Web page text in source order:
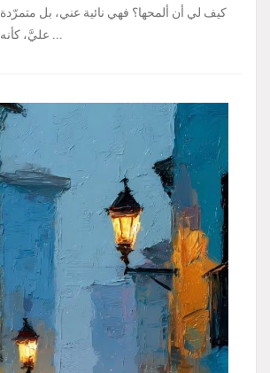
كيف لي أن ألمحها؟ فهي نائية عني، بل متمرّدة
عليَّ، كأنه ...